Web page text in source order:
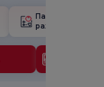
Пакет за
раждане